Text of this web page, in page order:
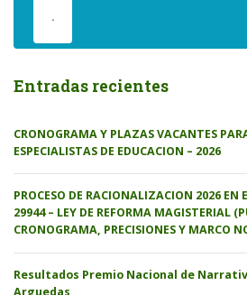
.
Entradas recientes
CRONOGRAMA Y PLAZAS VACANTES
ESPECIALISTAS DE EDUCACION – 2026
PROCESO DE RACIONALIZACION 2026 EN
29944 – LEY DE REFORMA MAGISTERIAL
CRONOGRAMA, PRECISIONES Y MARCO
Resultados Premio Nacional de
Arguedas